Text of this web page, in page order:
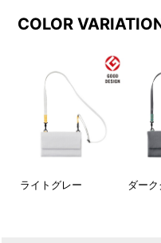
DETAIL商品詳細
COLOR
ライトグレー ダー